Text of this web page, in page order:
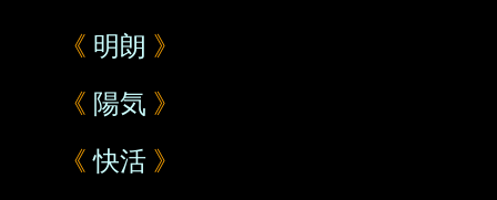
《 明朗 》
《 陽気 》
《快活 》